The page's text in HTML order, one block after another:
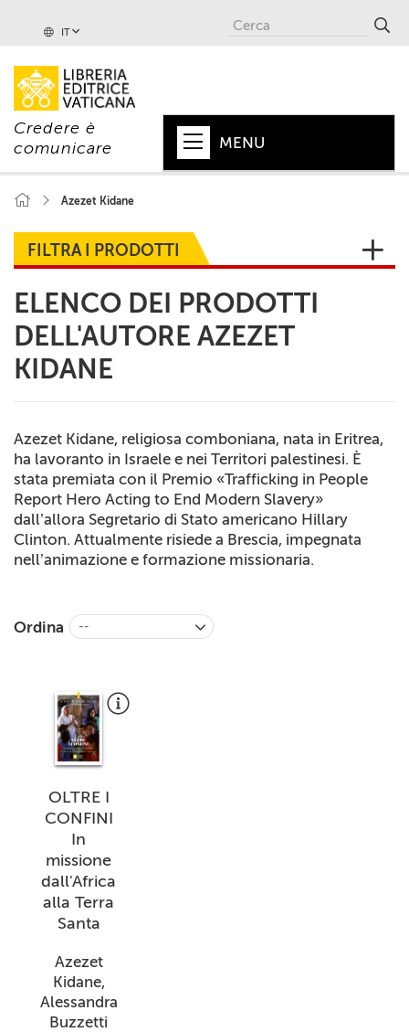
IT
Credere è
comunicare
MENU
PAPA
+
VATICANO
CHIESA
MONDO
CEI
AUTORI VARI
Azezet Kidane
FILTRA I PRODOTTI
ELENCO DEI PRODOTTI
DELL'AUTORE AZEZET
KIDANE
Azezet Kidane, religiosa comboniana, nata in Eritrea,
ha lavoranto in Israele e nei Territori palestinesi. È
stata premiata con il Premio «Trafficking in People
Report Hero Acting to End Modern Slavery»
dall’allora Segretario di Stato americano Hillary
Clinton. Attualmente risiede a Brescia, impegnata
nell’animazione e formazione missionaria.
Ordina --
OLTRE I
CONFINI
In
missione
dall'Africa
alla Terra
Santa
Azezet
Kidane,
Alessandra
Buzzetti